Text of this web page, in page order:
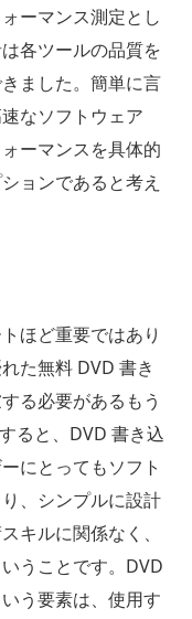
ーマンス測定とし
各ツールの品質を
ました。簡単に言
なソフトウェア
ーマンスを具体的
ョンであると考え
ほど重要ではあり
た無料 DVD 書き
る必要があるもう
ると、DVD 書き込
にとってもソフト
、シンプルに設計
キルに関係なく、
うことです。DVD
う要素は、使用す